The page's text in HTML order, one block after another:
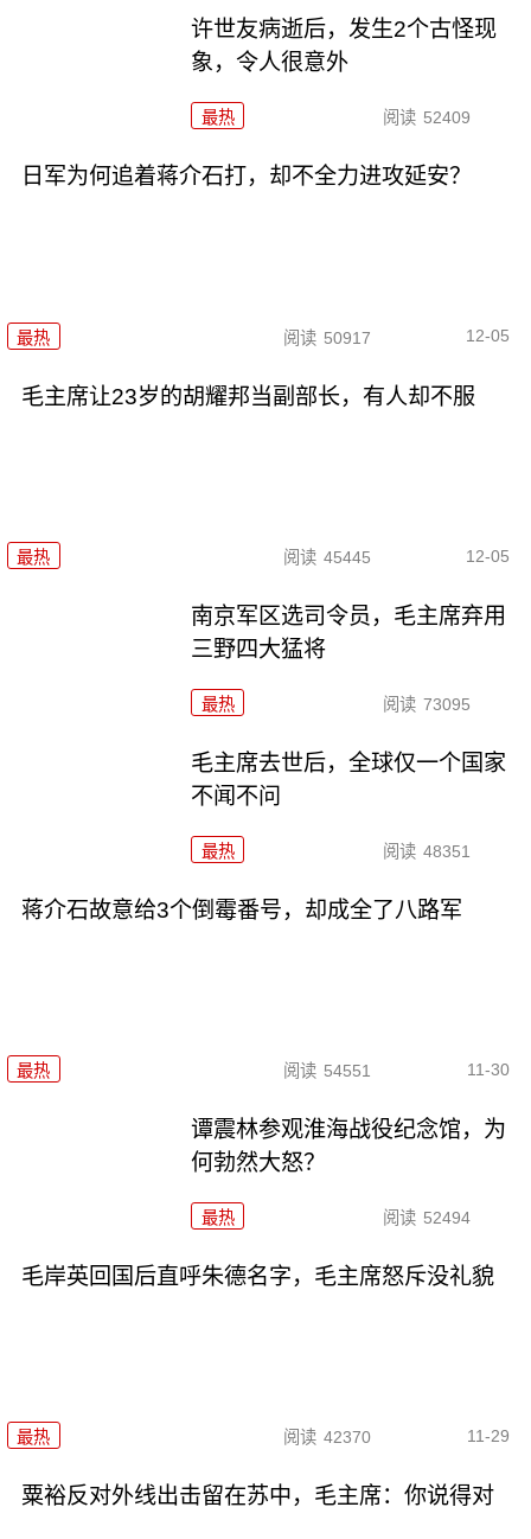
许世友病逝后，发生2个古怪现
象，令人很意外
最热 阅读 52409
日军为何追着蒋介石打，却不全力进攻延安？
最热 阅读 50917 12-05
毛主席让23岁的胡耀邦当副部长，有人却不服
最热 阅读 45445 12-05
南京军区选司令员，毛主席弃用
三野四大猛将
最热 阅读 73095
毛主席去世后，全球仅一个国家
不闻不问
最热 阅读 48351
蒋介石故意给3个倒霉番号，却成全了八路军
最热 阅读 54551 11-30
谭震林参观淮海战役纪念馆，为
何勃然大怒？
最热 阅读 52494
毛岸英回国后直呼朱德名字，毛主席怒斥没礼貌
最热 阅读 42370 11-29
粟裕反对外线出击留在苏中，毛主席：你说得对